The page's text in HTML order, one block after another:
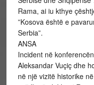
Rama, ai iu kthye
”Kosova është e
Serbia”.
ANSA
Incident në
Aleksandar Vuçiç dhe
në një vizitë historike